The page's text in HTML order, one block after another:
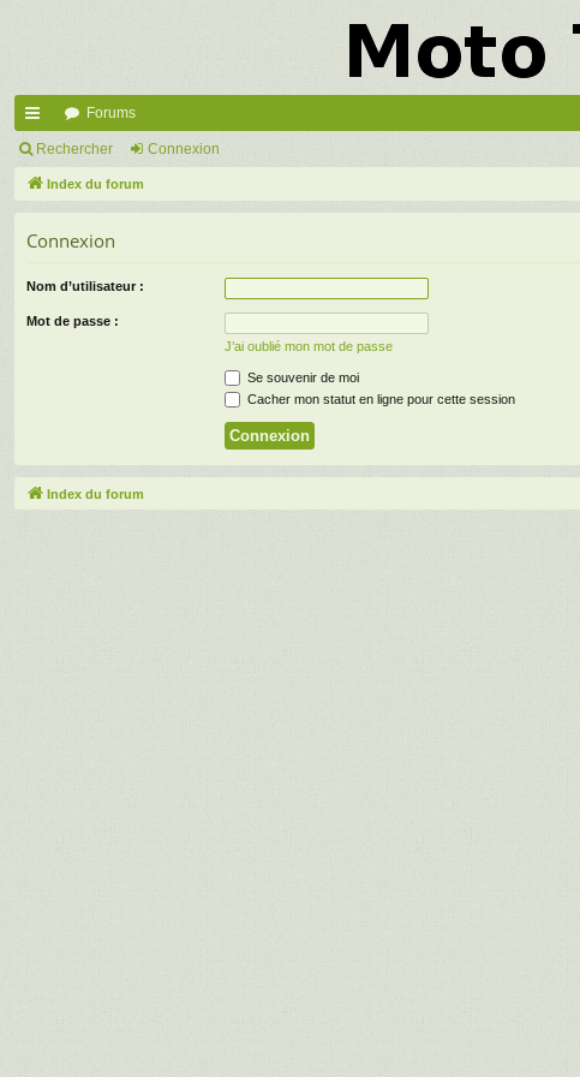
cc
ès
de
Forums
Rechercher Connexion
Index du forum
Connexion
Nom d’utilisateur :
Mot de passe :
J’ai oublié mon mot de passe
Se souvenir de moi
Cacher mon statut en ligne pour cette session
Index du forum